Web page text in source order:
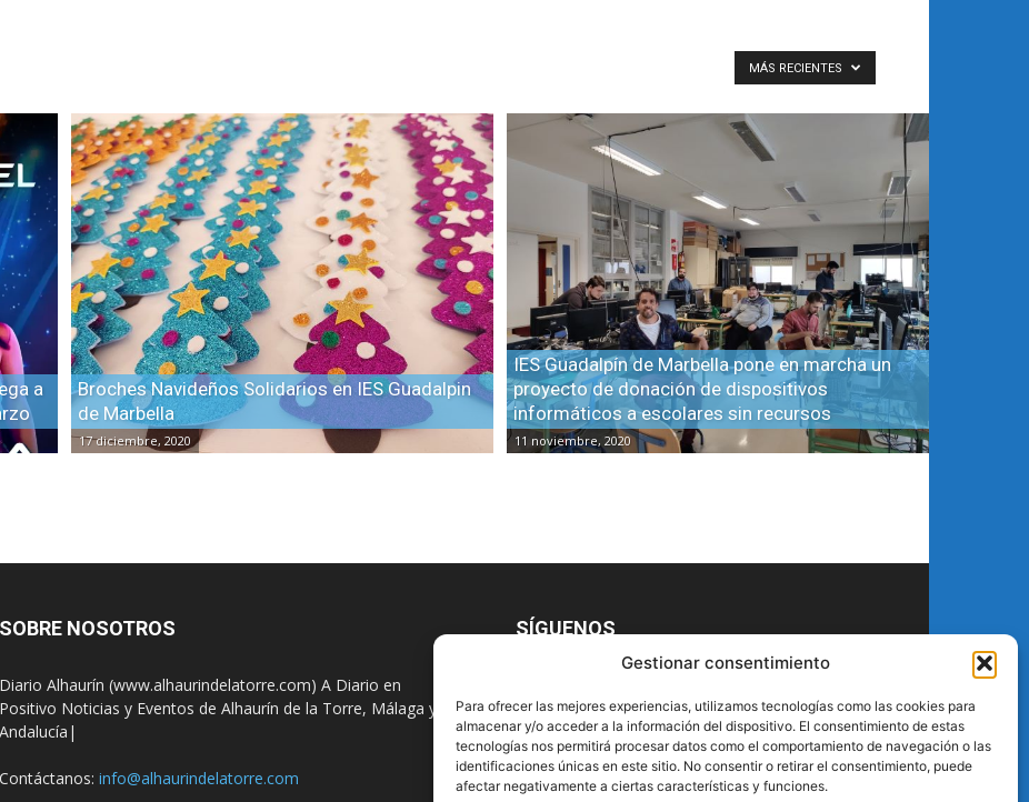
Gestionar consentimiento
Para ofrecer las mejores experiencias, utilizamos tecnologías como las cookies para
almacenar y/o acceder a la información del dispositivo. El consentimiento de estas
tecnologías nos permitirá procesar datos como el comportamiento de navegación o las
identificaciones únicas en este sitio. No consentir o retirar el consentimiento, puede
afectar negativamente a ciertas características y funciones.
MÁS RECIENTES
a
Broches Navideños Solidarios en IES Guadalpin
de Marbella
17 diciembre, 2020
IES Guadalpín de Marbella pone en marcha un
proyecto de donación de dispositivos
informáticos a escolares sin recursos
11 noviembre, 2020
SOBRE NOSOTROS
Diario Alhaurín (www.alhaurindelatorre.com) A Diario en
Positivo Noticias y Eventos de Alhaurín de la Torre, Málaga y
Andalucía|
Contáctanos: info@alhaurindelatorre.com
SÍGUENOS